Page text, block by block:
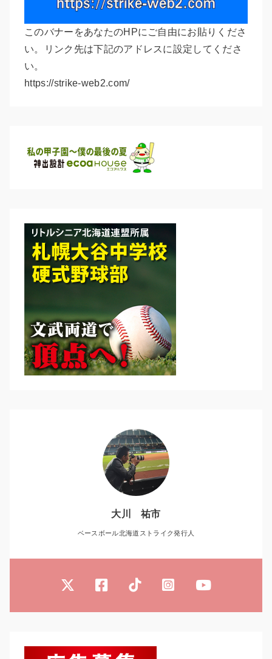
このバナーをあなたのHPにご自由にお貼りくださ
い。リンク先は下記のアドレスに設定してくださ
い。
https://strike-web2.com/
大川 祐市
ベースボール北海道ストライク発行人